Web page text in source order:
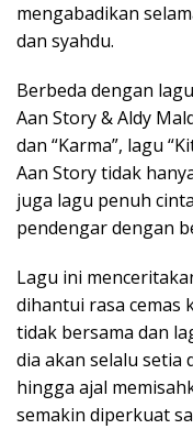
mengabadikan
dan syahdu.
Berbeda dengan
Aan Story & Aldy
dan “Karma”, lagu
Aan Story tidak
juga lagu penuh
pendengar dengan
Lagu ini
dihantui rasa cemas
tidak bersama dan
dia akan selalu setia
hingga ajal
semakin diperkuat